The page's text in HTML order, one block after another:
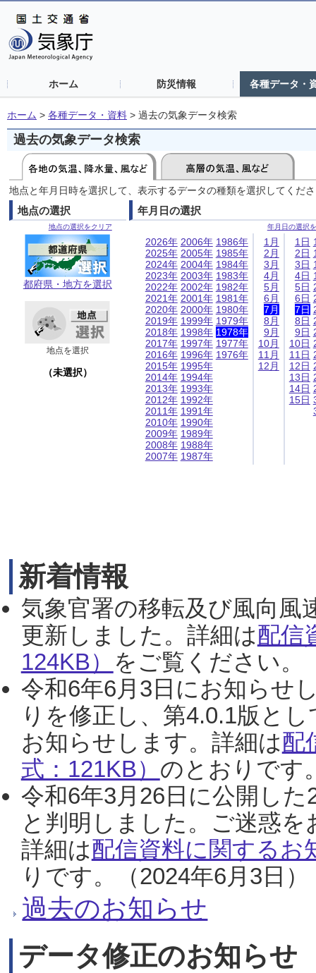
ホーム 防災情報 各種データ・
ホーム > 各種データ・資料 > 過去の気象データ検索
過去の気象データ検索
地点と年月日時を選択して、表示するデータの種類を選択してくだ
地点の選択
地点の選択をクリア
都府県・地方を選択
地点を選択
（未選択）
年月日の選択
年月日の選択
2026年
2025年
2024年
2023年
2022年
2021年
2020年
2019年
2018年
2017年
2016年
2015年
2014年
2013年
2012年
2011年
2010年
2009年
2008年
2007年
2006年
2005年
2004年
2003年
2002年
2001年
2000年
1999年
1998年
1997年
1996年
1995年
1994年
1993年
1992年
1991年
1990年
1989年
1988年
1987年
1986年
1985年
1984年
1983年
1982年
1981年
1980年
1979年
1978年
1977年
1976年
1月
2月
3月
4月
5月
6月
7月
8月
9月
10月
11月
12月
1日
2日
3日
4日
5日
6日
7日
8日
9日
10日
11日
12日
13日
14日
15日
新着情報
気象官署の移転及び風向風
更新しました。詳細は配信
124KB） をご覧ください。
令和6年6月3日にお知らせ
りを修正し、第4.0.1版と
お知らせします。詳細は配
式：121KB） のとおりです
令和6年3月26日に公開し
と判明しました。ご迷惑
詳細は配信資料に関するお
りです。（2024年6月3日）
過去のお知らせ
データ修正のお知らせ